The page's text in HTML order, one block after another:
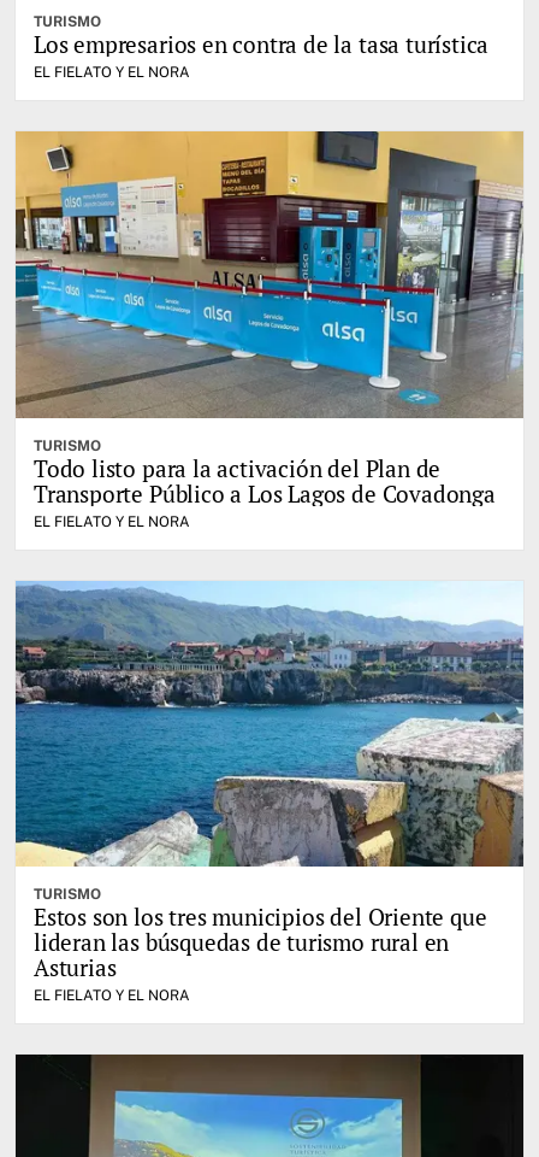
TURISMO
Los empresarios en contra de la tasa turística
EL FIELATO Y EL NORA
TURISMO
Todo listo para la activación del Plan de
Transporte Público a Los Lagos de Covadonga
EL FIELATO Y EL NORA
TURISMO
Estos son los tres municipios del Oriente que
lideran las búsquedas de turismo rural en
Asturias
EL FIELATO Y EL NORA